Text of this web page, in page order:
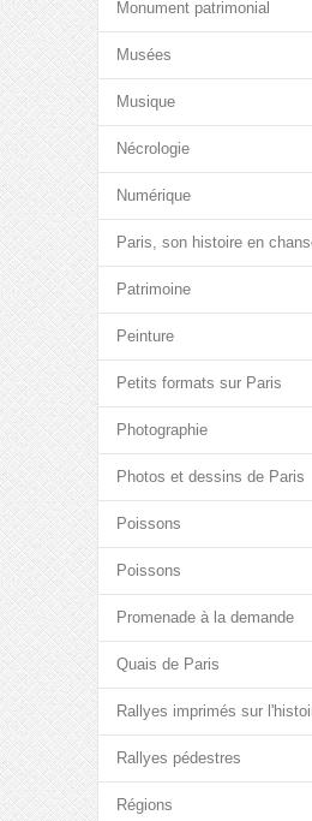
Monument patrimonial
Musées
Musique
Nécrologie
Numérique
Paris, son histoire en
Patrimoine
Peinture
Petits formats sur Paris
Photographie
Photos et dessins de Paris
Poissons
Poissons
Promenade à la demande
Quais de Paris
Rallyes imprimés sur
Rallyes pédestres
Régions